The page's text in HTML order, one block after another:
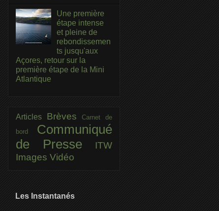
Une première
étape intense
et pleine de
rebondissemen
ts jusqu'aux
Açores, retour sur la
première étape de la Mini
Atlantique
Articles BrèvesCarnet de
bord Communiqué
de Presse
ITW
Images Vidéo
Les Instantanés